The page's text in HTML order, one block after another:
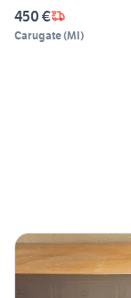
450 €
Carugate(MI)